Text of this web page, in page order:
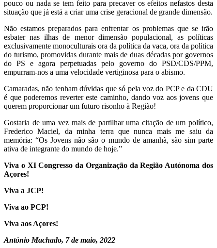
pouco ou nada se tem feito para precaver os efeitos nefastos desta
situação que já está a criar uma crise geracional de grande dimensão.
Não estamos preparados para enfrentar os problemas que se irão
esbater nas ilhas de menor dimensão populacional, as políticas
exclusivamente monoculturais ora da política da vaca, ora da política
do turismo, promovidas durante mais de duas décadas por governos
do PS e agora perpetuadas pelo governo do PSD/CDS/PPM,
empurram-nos a uma velocidade vertiginosa para o abismo.
Camaradas, não tenham dúvidas que só pela voz do PCP e da CDU
é que poderemos reverter este caminho, dando voz aos jovens que
querem proporcionar um futuro risonho à Região!
Gostaria de uma vez mais de partilhar uma citação de um político,
Frederico Maciel, da minha terra que nunca mais me saiu da
memória: “Os Jovens não são o mundo de amanhã, são sim parte
ativa de integrante do mundo de hoje.”
Viva o XI Congresso da Organização da Região Autónoma dos
Açores!
Viva a JCP!
Viva ao PCP!
Viva aos Açores!
António Machado, 7 de maio, 2022